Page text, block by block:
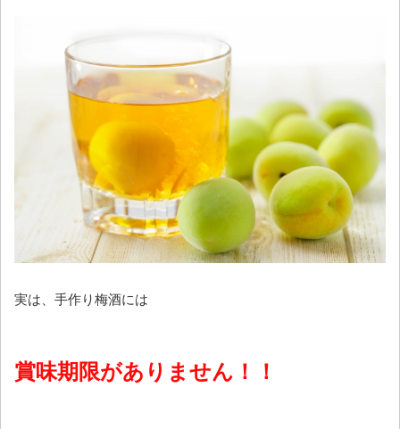
実は、手作り梅酒には
賞味期限がありません！！